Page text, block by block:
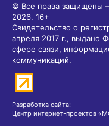
© Все права защищены
2026. 16+
Свидетельство о
апреля 2017 г., выдано
сфере связи,
коммуникаций.
Разработка сайта:
Центр интернет-проектов